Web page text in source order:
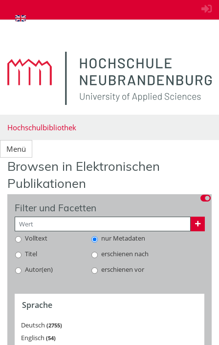
zum Inhalt springen
Hochschulbibliothek
Menü
Browsen in Elektronischen
Publikationen
Filter und Facetten
Volltext
nur Metadaten
Titel
erschienen nach
Autor(en)
erschienen vor
Sprache
Deutsch 2755
Englisch 54